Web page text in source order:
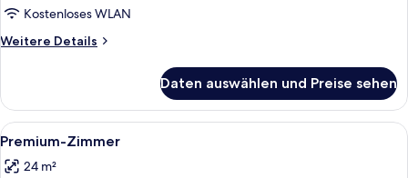
Kostenloses WLAN
Weitere Details
Weitere
Einzelzimmer
Daten auswählen und Preise sehen
Alle
Fotos
für
Ein Hotelzimmer mit einem Bett,
5
Premium-Zimmer
24 m²